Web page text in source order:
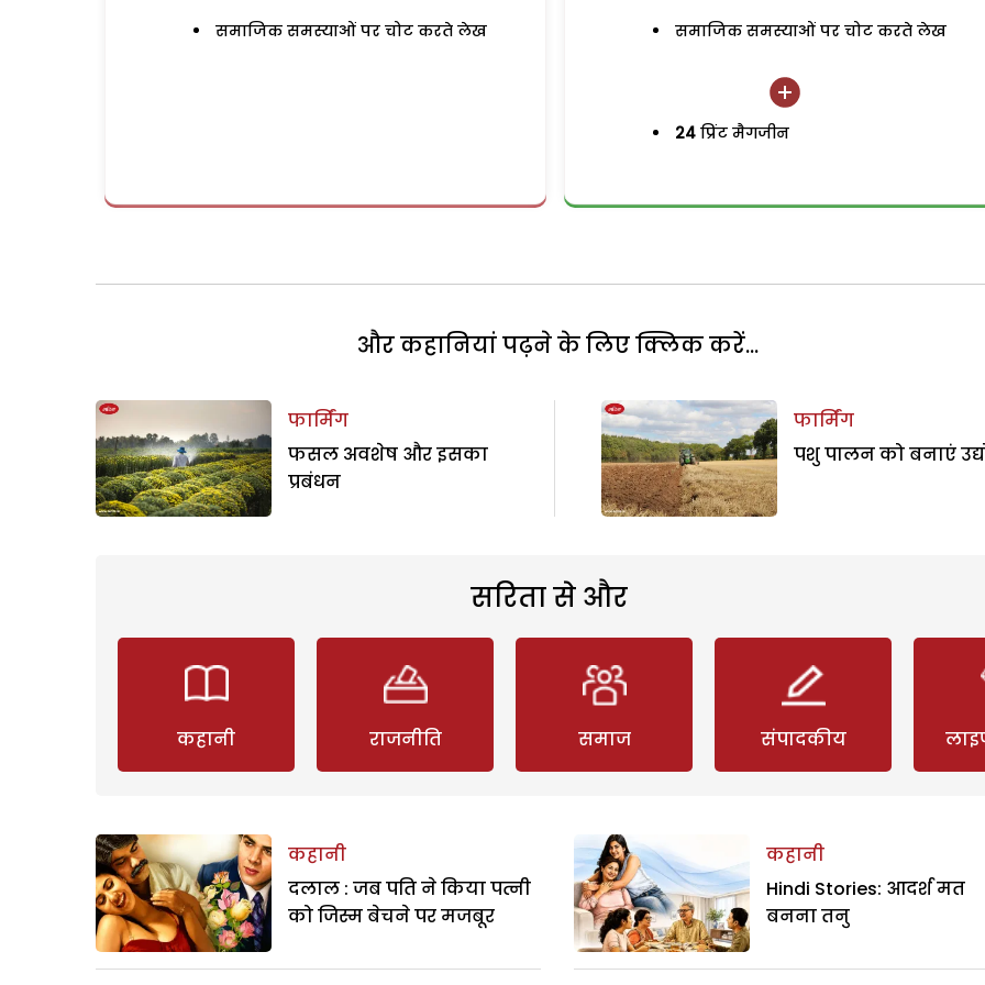
समाजिक समस्याओं पर चोट करते लेख समाजिक समस्याओं पर चोट करते लेख
24 प्रिंट मैगजीन
और कहानियां पढ़ने के लिए क्लिक करें...
फार्मिंग
फसल अवशेष और इसका
प्रबंधन
फार्मिंग
पशु पालन को बनाएं
सरिता से और
कहानी राजनीति समाज संपादकीय
कहानी
दलाल : जब पति ने किया पत्नी
को जिस्म बेचने पर मजबूर
कहानी
Hindi Stories: आदर्श मत
बनना तनु